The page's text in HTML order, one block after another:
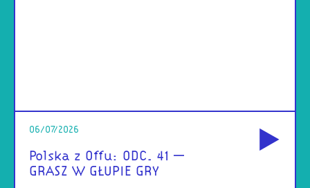
06/07/2026
Polska z Offu: ODC. 41 –
GRASZ W GŁUPIE GRY